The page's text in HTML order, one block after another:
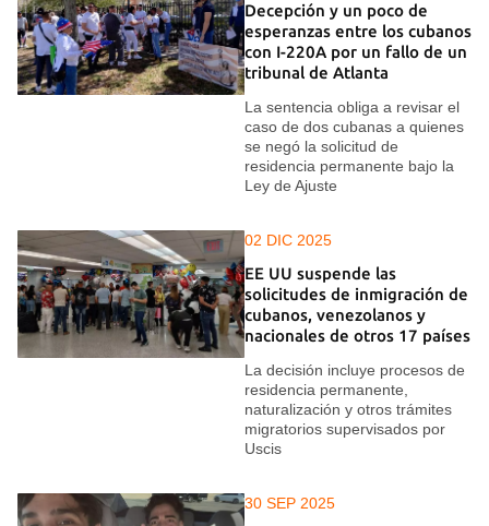
Decepción y un poco de
esperanzas entre los cubanos
con I-220A por un fallo de un
tribunal de Atlanta
La sentencia obliga a revisar el
caso de dos cubanas a quienes
se negó la solicitud de
residencia permanente bajo la
Ley de Ajuste
02 DIC 2025
EE UU suspende las
solicitudes de inmigración de
cubanos, venezolanos y
nacionales de otros 17 países
La decisión incluye procesos de
residencia permanente,
naturalización y otros trámites
migratorios supervisados por
Uscis
30 SEP 2025